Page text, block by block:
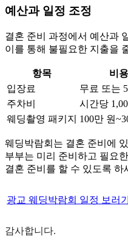
예산과 일정 조정
결혼 준비 과정에서 예산과
이를 통해 불필요한 지출을
항목
비용
입장료
무료 또는
주차비
시간당
웨딩촬영 패키지
100만 원
웨딩박람회는 결혼 준비에
부부는 미리 준비하고 필요
결혼 준비를 할 수 있도록 하
광교 웨딩박람회 일정 보러
감사합니다.